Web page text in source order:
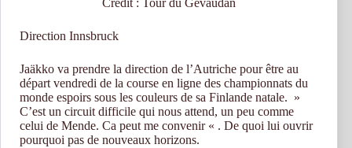
Crédit : Tour du Gévaudan
Direction Innsbruck
Jaäkko va prendre la direction de l’Autriche pour être au
départ vendredi de la course en ligne des championnats du
monde espoirs sous les couleurs de sa Finlande natale. »
C’est un circuit difficile qui nous attend, un peu comme
celui de Mende. Ca peut me convenir « . De quoi lui ouvrir
pourquoi pas de nouveaux horizons.